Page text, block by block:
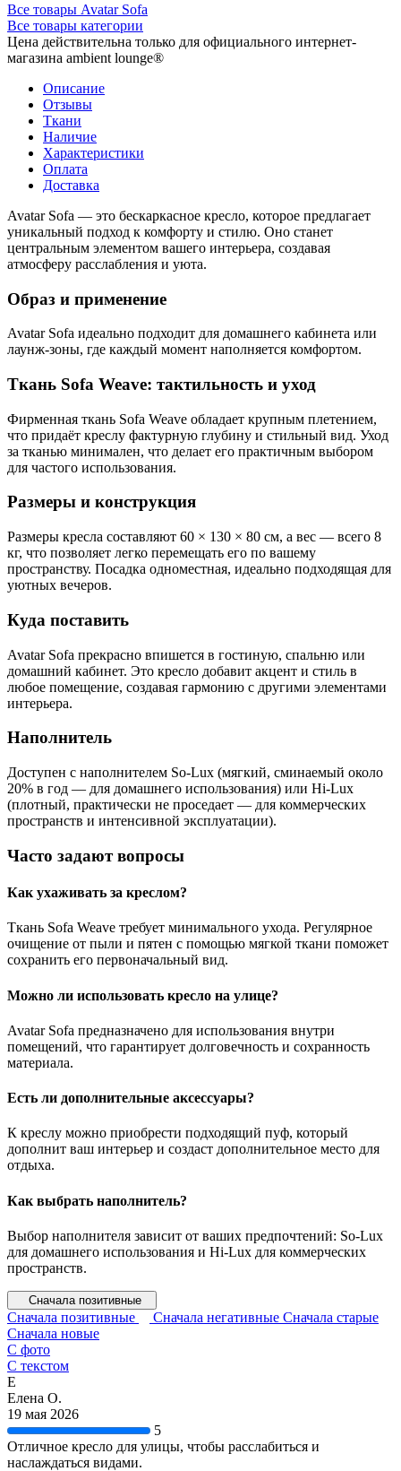
Все товары Avatar Sofa
Все товары категории
Цена действительна только для официального интернет-
магазина ambient lounge®
Описание
Отзывы
Ткани
Наличие
Характеристики
Оплата
Доставка
Avatar Sofa — это бескаркасное кресло, которое предлагает
уникальный подход к комфорту и стилю. Оно станет
центральным элементом вашего интерьера, создавая
атмосферу расслабления и уюта.
Образ и применение
Avatar Sofa идеально подходит для домашнего кабинета или
лаунж-зоны, где каждый момент наполняется комфортом.
Ткань Sofa Weave: тактильность и уход
Фирменная ткань Sofa Weave обладает крупным плетением,
что придаёт креслу фактурную глубину и стильный вид. Уход
за тканью минимален, что делает его практичным выбором
для частого использования.
Размеры и конструкция
Размеры кресла составляют 60 × 130 × 80 см, а вес — всего 8
кг, что позволяет легко перемещать его по вашему
пространству. Посадка одноместная, идеально подходящая для
уютных вечеров.
Куда поставить
Avatar Sofa прекрасно впишется в гостиную, спальню или
домашний кабинет. Это кресло добавит акцент и стиль в
любое помещение, создавая гармонию с другими элементами
интерьера.
Наполнитель
Доступен с наполнителем So-Lux (мягкий, сминаемый около
20% в год — для домашнего использования) или Hi-Lux
(плотный, практически не проседает — для коммерческих
пространств и интенсивной эксплуатации).
Часто задают вопросы
Как ухаживать за креслом?
Ткань Sofa Weave требует минимального ухода. Регулярное
очищение от пыли и пятен с помощью мягкой ткани поможет
сохранить его первоначальный вид.
Можно ли использовать кресло на улице?
Avatar Sofa предназначено для использования внутри
помещений, что гарантирует долговечность и сохранность
материала.
Есть ли дополнительные аксессуары?
К креслу можно приобрести подходящий пуф, который
дополнит ваш интерьер и создаст дополнительное место для
отдыха.
Как выбрать наполнитель?
Выбор наполнителя зависит от ваших предпочтений: So-Lux
для домашнего использования и Hi-Lux для коммерческих
пространств.
Сначала позитивные
Сначала позитивные Сначала негативные Сначала старые
Сначала новые
С фото
С текстом
Е
Елена О.
19 мая 2026
5
Отличное кресло для улицы, чтобы расслабиться и
наслаждаться видами.